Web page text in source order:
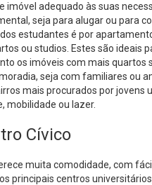
imóvel adequado às suas
seja para alugar ou para
estudantes é por
ou studios. Estes são ideais
os imóveis com mais quartos
seja com familiares ou
mais procurados por jovens
mobilidade ou lazer.
Cívico
muita comodidade, com
principais centros